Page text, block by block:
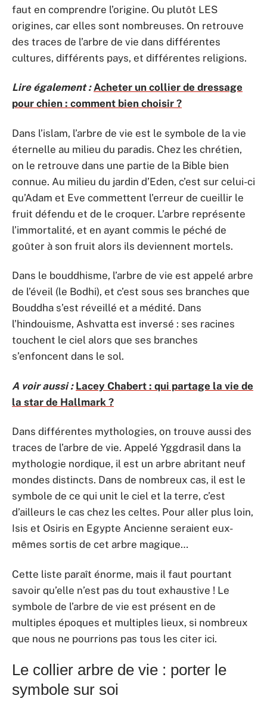
faut en comprendre l’origine. Ou plutôt LES
origines, car elles sont nombreuses. On retrouve
des traces de l’arbre de vie dans différentes
cultures, différents pays, et différentes religions.
Lire également : Acheter un collier de dressage
pour chien : comment bien choisir ?
Dans l’islam, l’arbre de vie est le symbole de la vie
éternelle au milieu du paradis. Chez les chrétien,
on le retrouve dans une partie de la Bible bien
connue. Au milieu du jardin d’Eden, c’est sur celui-ci
qu’Adam et Eve commettent l’erreur de cueillir le
fruit défendu et de le croquer. L’arbre représente
l’immortalité, et en ayant commis le péché de
goûter à son fruit alors ils deviennent mortels.
Dans le bouddhisme, l’arbre de vie est appelé arbre
de l’éveil (le Bodhi), et c’est sous ses branches que
Bouddha s’est réveillé et a médité. Dans
l’hindouisme, Ashvatta est inversé : ses racines
touchent le ciel alors que ses branches
s’enfoncent dans le sol.
A voir aussi : Lacey Chabert : qui partage la vie de
la star de Hallmark ?
Dans différentes mythologies, on trouve aussi des
traces de l’arbre de vie. Appelé Yggdrasil dans la
mythologie nordique, il est un arbre abritant neuf
mondes distincts. Dans de nombreux cas, il est le
symbole de ce qui unit le ciel et la terre, c’est
d’ailleurs le cas chez les celtes. Pour aller plus loin,
Isis et Osiris en Egypte Ancienne seraient eux-
mêmes sortis de cet arbre magique…
Cette liste paraît énorme, mais il faut pourtant
savoir qu’elle n’est pas du tout exhaustive ! Le
symbole de l’arbre de vie est présent en de
multiples époques et multiples lieux, si nombreux
que nous ne pourrions pas tous les citer ici.
Le collier arbre de vie : porter le
symbole sur soi